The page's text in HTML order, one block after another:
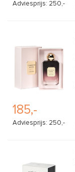
Adviesprijs: 250,-
185,-
Adviesprijs: 250,-